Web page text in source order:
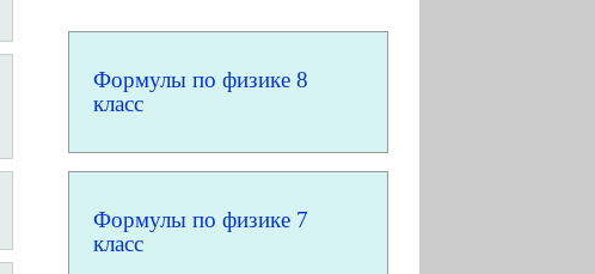
Формулы по физике 8
класс
Формулы по физике 7
класс